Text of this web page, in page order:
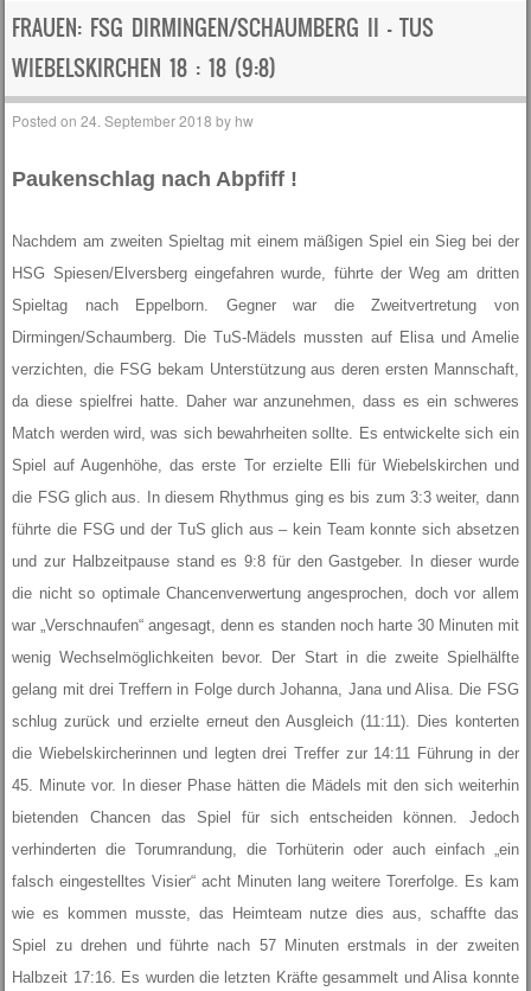
FRAUEN: FSG DIRMINGEN/SCHAUMBERG II – TUS
WIEBELSKIRCHEN 18 : 18 (9:8)
Posted on24. September 2018 by hw
Paukenschlag nach Abpfiff !
Nachdem am zweiten Spieltag mit einem mäßigen Spiel ein Sieg bei der
HSG Spiesen/Elversberg eingefahren wurde, führte der Weg am dritten
Spieltag nach Eppelborn. Gegner war die Zweitvertretung von
Dirmingen/Schaumberg. Die TuS-Mädels mussten auf Elisa und Amelie
verzichten, die FSG bekam Unterstützung aus deren ersten Mannschaft,
da diese spielfrei hatte. Daher war anzunehmen, dass es ein schweres
Match werden wird, was sich bewahrheiten sollte. Es entwickelte sich ein
Spiel auf Augenhöhe, das erste Tor erzielte Elli für Wiebelskirchen und
die FSG glich aus. In diesem Rhythmus ging es bis zum 3:3 weiter, dann
führte die FSG und der TuS glich aus – kein Team konnte sich absetzen
und zur Halbzeitpause stand es 9:8 für den Gastgeber. In dieser wurde
die nicht so optimale Chancenverwertung angesprochen, doch vor allem
war „Verschnaufen“ angesagt, denn es standen noch harte 30 Minuten mit
wenig Wechselmöglichkeiten bevor. Der Start in die zweite Spielhälfte
gelang mit drei Treffern in Folge durch Johanna, Jana und Alisa. Die FSG
schlug zurück und erzielte erneut den Ausgleich (11:11). Dies konterten
die Wiebelskircherinnen und legten drei Treffer zur 14:11 Führung in der
45. Minute vor. In dieser Phase hätten die Mädels mit den sich weiterhin
bietenden Chancen das Spiel für sich entscheiden können. Jedoch
verhinderten die Torumrandung, die Torhüterin oder auch einfach „ein
falsch eingestelltes Visier“ acht Minuten lang weitere Torerfolge. Es kam
wie es kommen musste, das Heimteam nutze dies aus, schaffte das
Spiel zu drehen und führte nach 57 Minuten erstmals in der zweiten
Halbzeit 17:16. Es wurden die letzten Kräfte gesammelt und Alisa konnte